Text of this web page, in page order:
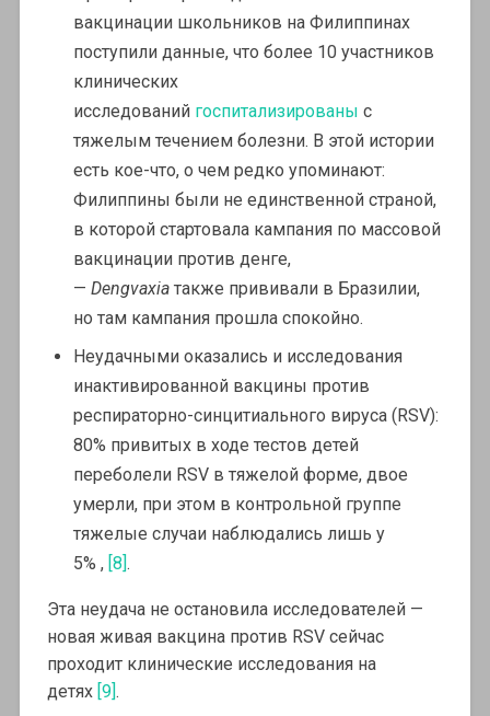
вакцинации школьников на Филиппинах
поступили данные, что более 10 участников
клинических
исследований госпитализированы с
тяжелым течением болезни. В этой истории
есть кое-что, о чем редко упоминают:
Филиппины были не единственной страной,
в которой стартовала кампания по массовой
вакцинации против денге,
— Dengvaxiaтакже прививали в Бразилии,
но там кампания прошла спокойно.
Неудачными оказались и исследования
инактивированной вакцины против
респираторно-синцитиального вируса (RSV):
80% привитых в ходе тестов детей
переболели RSV в тяжелой форме, двое
умерли, при этом в контрольной группе
тяжелые случаи наблюдались лишь у
5% , [8] .
Эта неудача не остановила исследователей —
новая живая вакцина против RSV сейчас
проходит клинические исследования на
детях [9] .